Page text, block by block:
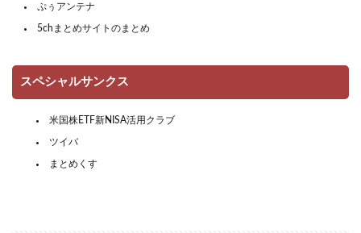
ぷぅアンテナ
5chまとめサイトのまとめ
スペシャルサンクス
米国株ETF新NISA活用クラブ
ツイバ
まとめくす